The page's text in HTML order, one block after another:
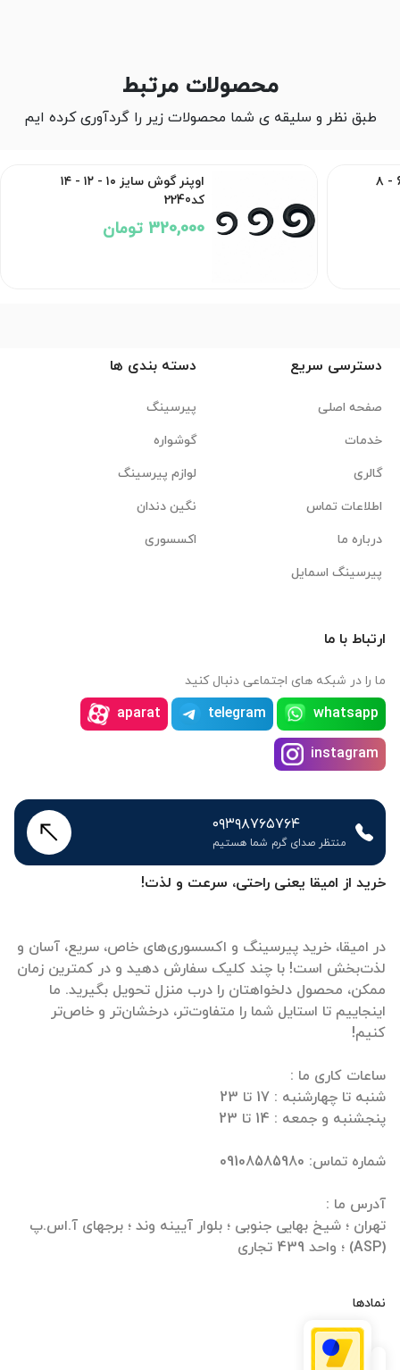
محصولات مرتبط
طبق نظر و سلیقه ی شما محصولات زیر را گردآوری کرده ایم
اوپنر گوش سایزهای ۴ - 6 - ۸
اوپنر گوش سایز ۱۰ - ۱۲ - ۱۴
کد2240
320,000 تومان
خرید از امیقا یعنی راحتی، سرعت و لذت!
در امیقا، خرید پیرسینگ و اکسسوری‌های خاص، سریع، آسان و
لذت‌بخش است! با چند کلیک سفارش دهید و در کمترین زمان
ممکن، محصول دلخواهتان را درب منزل تحویل بگیرید. ما
اینجاییم تا استایل شما را متفاوت‌تر، درخشان‌تر و خاص‌تر
تهران ؛ شیخ بهایی جنوبی ؛ بلوار آیینه وند ؛ برجهای آ.اس.پ
(ASP) ؛ واحد 439 تجاری
نمادها
دسترسی سریع
صفحه اصلی
خدمات
گالری
اطلاعات تماس
درباره ما
پیرسینگ اسمایل
دسته بندی ها
پیرسینگ
گوشواره
لوازم پیرسینگ
نگین دندان
اکسسوری
ارتباط با ما
ما را در شبکه های اجتماعی دنبال کنید
whatsapp
telegram
aparat
instagram
۰۹۳۹۸۷۶۵۷۶۴
منتظر صدای گرم شما هستیم